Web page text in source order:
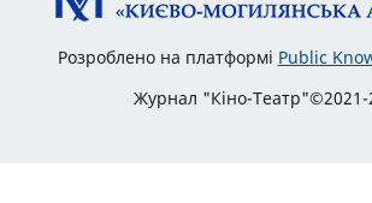
Розроблено на платформі Public
Журнал "Кіно-Театр"©2021-